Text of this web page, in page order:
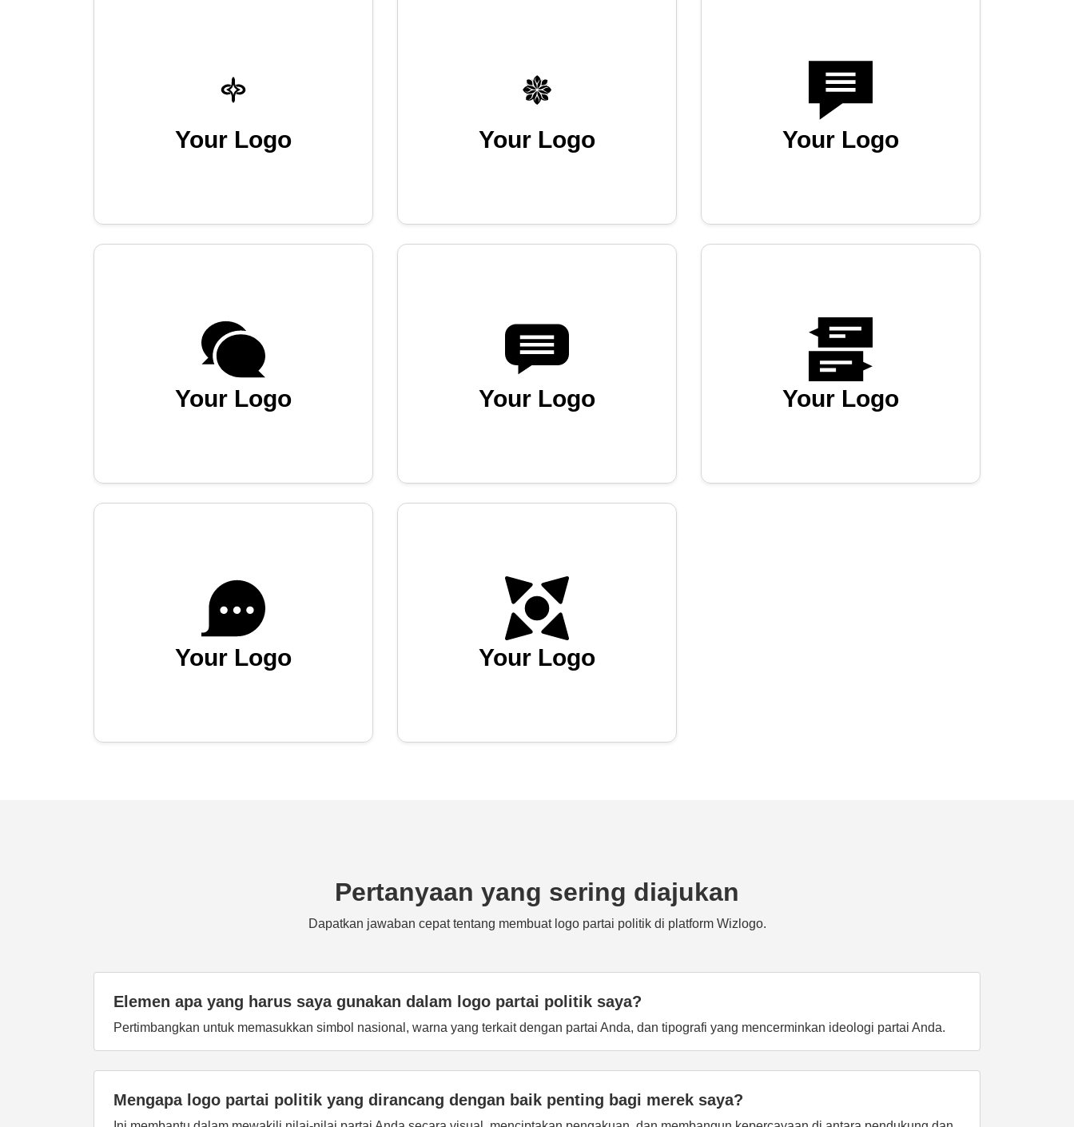
Your Logo Your Logo Your Logo
Your Logo Your Logo Your Logo
Your Logo Your Logo
Pertanyaan yang sering diajukan
Dapatkan jawaban cepat tentang membuat logo partai politik di platform Wizlogo.
Elemen apa yang harus saya gunakan dalam logo partai politik saya?
Pertimbangkan untuk memasukkan simbol nasional, warna yang terkait dengan partai Anda, dan tipografi yang mencerminkan ideologi partai Anda.
Mengapa logo partai politik yang dirancang dengan baik penting bagi merek saya?